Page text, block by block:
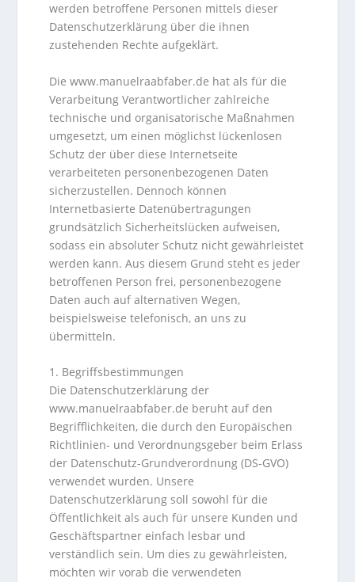
werden betroffene Personen mittels dieser
Datenschutzerklärung über die ihnen
zustehenden Rechte aufgeklärt.
Die www.manuelraabfaber.de hat als für die
Verarbeitung Verantwortlicher zahlreiche
technische und organisatorische Maßnahmen
umgesetzt, um einen möglichst lückenlosen
Schutz der über diese Internetseite
verarbeiteten personenbezogenen Daten
sicherzustellen. Dennoch können
Internetbasierte Datenübertragungen
grundsätzlich Sicherheitslücken aufweisen,
sodass ein absoluter Schutz nicht gewährleistet
werden kann. Aus diesem Grund steht es jeder
betroffenen Person frei, personenbezogene
Daten auch auf alternativen Wegen,
beispielsweise telefonisch, an uns zu
übermitteln.
1. Begriffsbestimmungen
Die Datenschutzerklärung der
www.manuelraabfaber.de beruht auf den
Begrifflichkeiten, die durch den Europäischen
Richtlinien- und Verordnungsgeber beim Erlass
der Datenschutz-Grundverordnung (DS-GVO)
verwendet wurden. Unsere
Datenschutzerklärung soll sowohl für die
Öffentlichkeit als auch für unsere Kunden und
Geschäftspartner einfach lesbar und
verständlich sein. Um dies zu gewährleisten,
möchten wir vorab die verwendeten